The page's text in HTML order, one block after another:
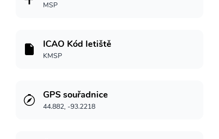
MSP
ICAO Kód letiště
KMSP
GPS souřadnice
44.882, -93.2218